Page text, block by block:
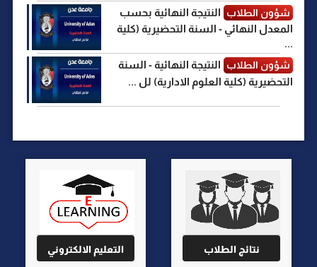
شؤون الطلاب
النتيجة النهائية بحسب
المعدل النهائي - السنة التحضيرية (كلية
...
شؤون الطلاب
النتيجة النهائية - السنة
التحضيرية (كلية العلوم الادارية) لل ...
نتائج الطلاب التعليم الالكتروني